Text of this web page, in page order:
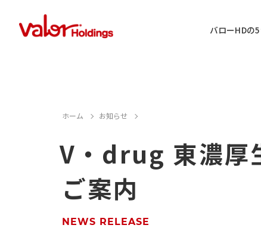
バローHDの
IR情報に関するお問い合わせ
店舗用地・テナント・催事に関する
M&A案件に関するお問い合わせ
店舗営業に関するお問い合わせ
ホーム お知らせ
V・drug 東濃厚
ご案内
NEWS RELEASE